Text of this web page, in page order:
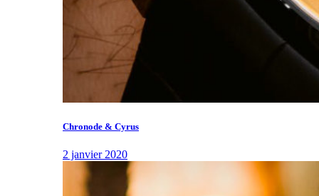
Chronode & Cyrus
2 janvier 2020